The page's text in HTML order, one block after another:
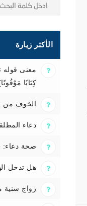
الأكثر زيارة
معنى قوله
كِتَابًا
الخوف من
دعاء
صحة دعاء:
هل تدخل
زواج